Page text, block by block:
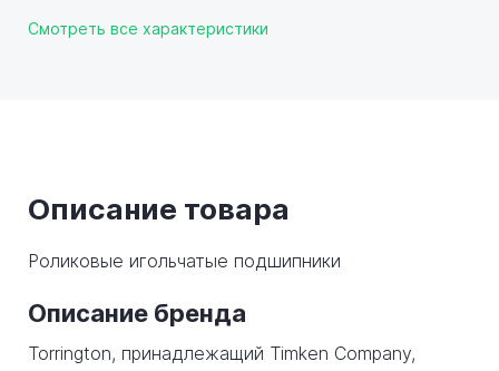
Смотреть все характеристики
Описание товара
Роликовые игольчатые подшипники
Описание бренда
Torrington, принадлежащий Timken Company,